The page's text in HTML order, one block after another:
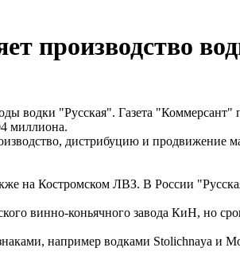
производство
водки "Русская". Газета
миллиона.
дистрибуцию и продвижение
на Костромском ЛВЗ. В России
винно-коньячного завода КиН, но
например водками Stolichnaya и